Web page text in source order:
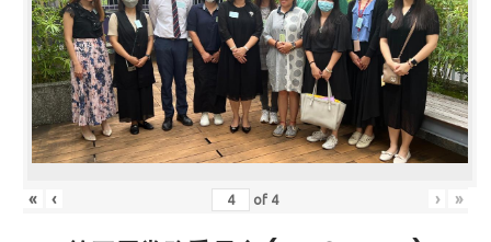
« ‹ of 4 › »